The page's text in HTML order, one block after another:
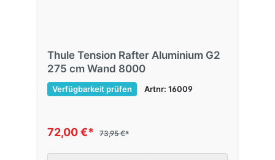
Thule Tension Rafter Aluminium G2
275 cm Wand 8000
Verfügbarkeit prüfen Artnr: 16009
72,00 €* 73,95 €*